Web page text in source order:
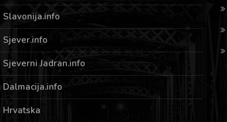
Slavonija.info
Sjever.info
Sjeverni Jadran.info
Dalmacija.info
Hrvatska